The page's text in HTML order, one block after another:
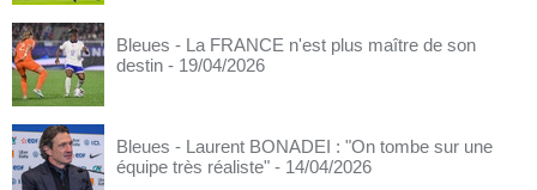
Bleues - La FRANCE n'est plus maître de son
destin - 19/04/2026
Bleues - Laurent BONADEI : "On tombe sur une
équipe très réaliste" - 14/04/2026